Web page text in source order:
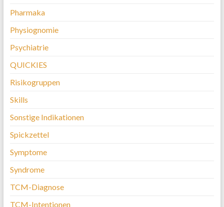
Pharmaka
Physiognomie
Psychiatrie
QUICKIES
Risikogruppen
Skills
Sonstige Indikationen
Spickzettel
Symptome
Syndrome
TCM-Diagnose
TCM-Intentionen